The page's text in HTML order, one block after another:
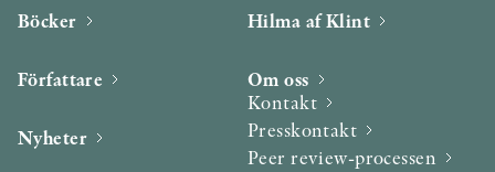
Böcker
Författare
Nyheter
Hilma af Klint
Om oss
Kontakt
Presskontakt
Peer review-processen